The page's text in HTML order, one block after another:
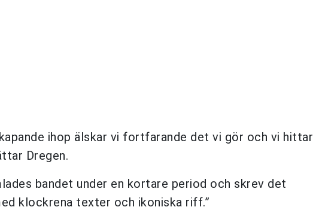
ihop älskar vi fortfarande det vi gör och vi hittar
Dregen.
bandet under en kortare period och skrev det
klockrena texter och ikoniska riff.”